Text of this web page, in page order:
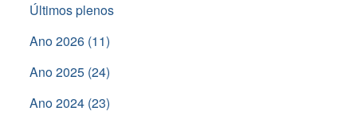
Últimos plenos
Ano 2026 (11)
Ano 2025 (24)
Ano 2024 (23)